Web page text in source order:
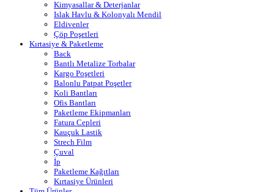
Kimyasallar & Deterjanlar
Islak Havlu & Kolonyalı Mendil
Eldivenler
Çöp Poşetleri
Kırtasiye & Paketleme
Back
Bantlı Metalize Torbalar
Kargo Poşetleri
Balonlu Patpat Poşetler
Koli Bantları
Ofis Bantları
Paketleme Ekipmanları
Fatura Cepleri
Kauçuk Lastik
Strech Film
Çuval
İp
Paketleme Kağıtları
Kırtasiye Ürünleri